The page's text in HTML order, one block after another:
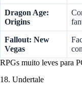
Dragon Age:
Origins
Fallout: New
Vegas
RPGs muito leves para
18. Undertale